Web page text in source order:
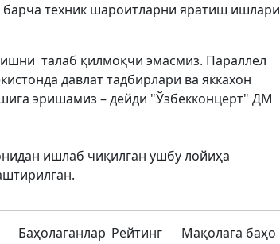
техник шароитларни яратиш ишлари
талаб қилмоқчи эмасмиз. Параллел
давлат тадбирлари ва яккахон
эришамиз – дейди "Ўзбекконцерт" ДМ
ишлаб чиқилган ушбу лойиҳа
Баҳолаганлар Рейтинг
Мақолага баҳо